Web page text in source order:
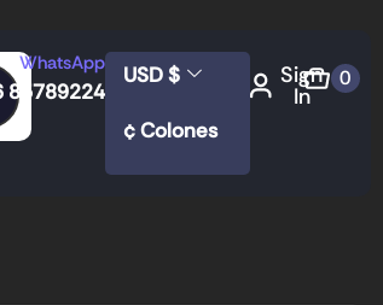
WhatsApp
85789224
USD $
¢ Colones
Sign
In
0